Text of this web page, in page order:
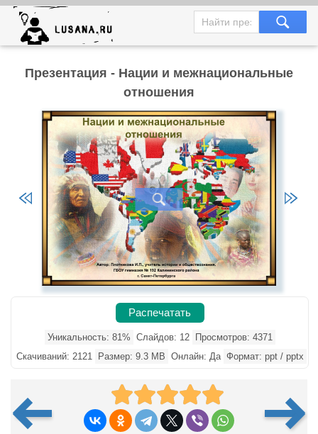
Презентация - Нации и межнациональные
отношения
Распечатать
Уникальность: 81% Слайдов: 12
Просмотров: 4371
Скачиваний: 2121
Размер: 9.3 MB Онлайн: Да Формат: ppt / pptx